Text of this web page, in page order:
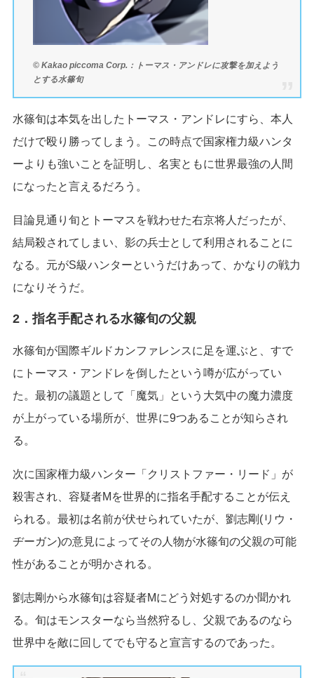
© Kakao piccoma Corp.：トーマス・アンドレに攻撃を加えよう
とする水篠旬
水篠旬は本気を出したトーマス・アンドレにすら、本人
だけで殴り勝ってしまう。この時点で国家権力級ハンタ
ーよりも強いことを証明し、名実ともに世界最強の人間
になったと言えるだろう。
目論見通り旬とトーマスを戦わせた右京将人だったが、
結局殺されてしまい、影の兵士として利用されることに
なる。元がS級ハンターというだけあって、かなりの戦力
になりそうだ。
2．指名手配される水篠旬の父親
水篠旬が国際ギルドカンファレンスに足を運ぶと、すで
にトーマス・アンドレを倒したという噂が広がってい
た。最初の議題として「魔気」という大気中の魔力濃度
が上がっている場所が、世界に9つあることが知らされ
る。
次に国家権力級ハンター「クリストファー・リード」が
殺害され、容疑者Mを世界的に指名手配することが伝え
られる。最初は名前が伏せられていたが、劉志剛(リウ・
ヂーガン)の意見によってその人物が水篠旬の父親の可能
性があることが明かされる。
劉志剛から水篠旬は容疑者Mにどう対処するのか聞かれ
る。旬はモンスターなら当然狩るし、父親であるのなら
世界中を敵に回してでも守ると宣言するのであった。